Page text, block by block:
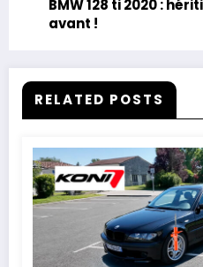
BMW 128 ti 2020 :
avant !
RELATED POSTS